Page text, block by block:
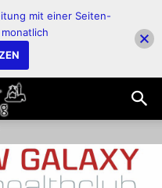
mit einer Seiten-